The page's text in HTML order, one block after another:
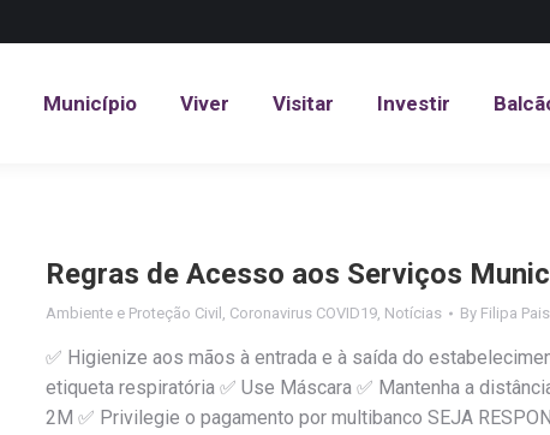
Município Viver Visitar Investir
Regras de Acesso aos Serviços
Ambiente e Proteção Civil , Coronavirus COVID19, Notícias By Filipa Pais
✅ Higienize aos mãos à entrada e à saída do
etiqueta respiratória ✅ Use Máscara ✅ Mantenha a
2M ✅ Privilegie o pagamento por multibanco SEJA
Município Viver Visitar Investir